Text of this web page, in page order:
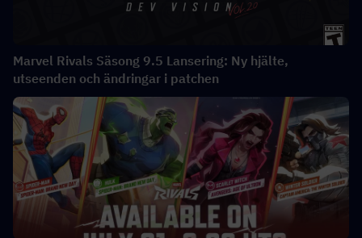
Marvel Rivals Säsong 9.5 Lansering: Ny hjälte,
utseenden och ändringar i patchen